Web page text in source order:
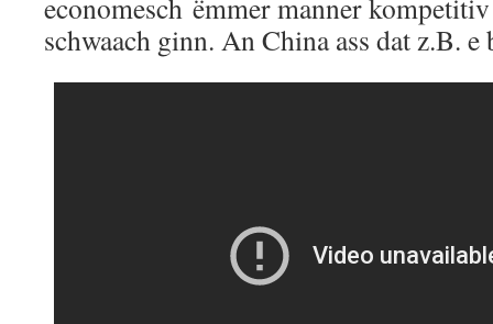
economesch ëmmer manner
schwaach ginn. An China ass dat z.B.